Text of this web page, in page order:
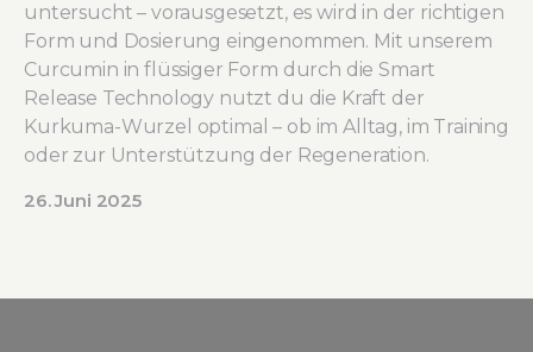
untersucht – vorausgesetzt, es wird in der richtigen
Form und Dosierung eingenommen. Mit unserem
Curcumin in flüssiger Form durch die Smart
Release Technology nutzt du die Kraft der
Kurkuma-Wurzel optimal – ob im Alltag, im Training
oder zur Unterstützung der Regeneration.
26. Juni 2025